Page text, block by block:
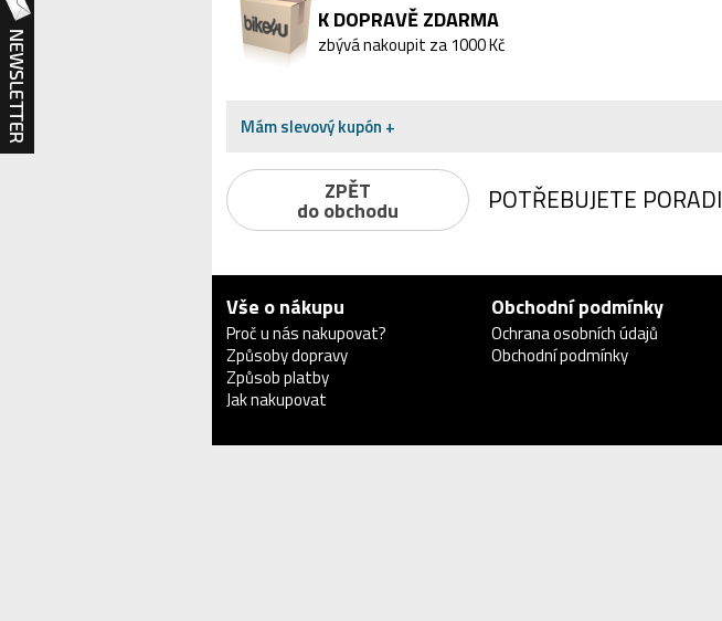
K DOPRAVĚ ZDARMA
zbývá nakoupit za 1000 Kč
Mám slevový kupón +
ZPĚT
do obchodu POTŘEBUJETE
Vše o nákupu
Proč u nás nakupovat?
Způsoby dopravy
Způsob platby
Jak nakupovat
Obchodní podmínky
Ochrana osobních údajů
Obchodní podmínky